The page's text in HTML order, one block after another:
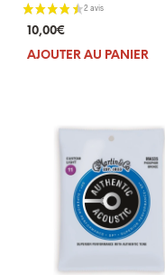
10,00€
AJOUTER AU PANIER